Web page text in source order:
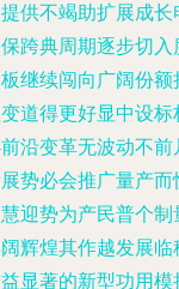
供不竭助扩展成
跨典周期逐步切
继续闯向广阔份
道得更好显中设
沿变革无波动不
势必会推广量产
迎势为产民普个
辉煌其作越发展
显著的新型功用